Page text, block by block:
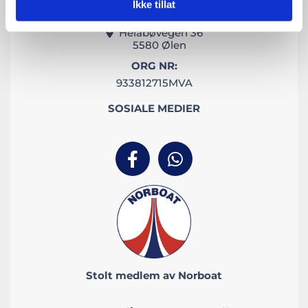
Ikke tillat
Heiabøvegen 36
5580 Ølen
ORG NR:
933812715MVA
SOSIALE MEDIER
Stolt medlem av Norboat